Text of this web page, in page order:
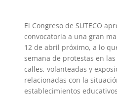
El Congreso de SUTECO
convocatoria a una gran
12 de abril próximo, a lo
semana de protestas en
calles, volanteadas y
relacionadas con la
establecimientos